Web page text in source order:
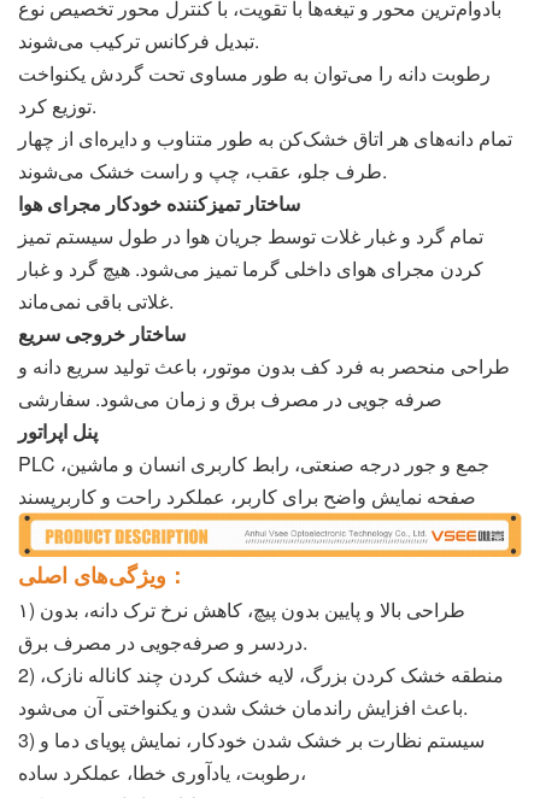
بادوام‌ترین محور و تیغه‌ها با تقویت، با کنترل محور تخصیص نوع
تبدیل فرکانس ترکیب می‌شوند.
رطوبت دانه را می‌توان به طور مساوی تحت گردش یکنواخت
توزیع کرد.
تمام دانه‌های هر اتاق خشک‌کن به طور متناوب و دایره‌ای از چهار
طرف جلو، عقب، چپ و راست خشک می‌شوند.
ساختار تمیزکننده خودکار مجرای هوا
تمام گرد و غبار غلات توسط جریان هوا در طول سیستم تمیز
کردن مجرای هوای داخلی گرما تمیز می‌شود. هیچ گرد و غبار
غلاتی باقی نمی‌ماند.
ساختار خروجی سریع
طراحی منحصر به فرد کف بدون موتور، باعث تولید سریع دانه و
صرفه جویی در مصرف برق و زمان می‌شود. سفارشی
پنل اپراتور
PLC جمع و جور درجه صنعتی، رابط کاربری انسان و ماشین،
صفحه نمایش واضح برای کاربر، عملکرد راحت و کاربرپسند
ویژگی‌های اصلی：
۱) طراحی بالا و پایین بدون پیچ، کاهش نرخ ترک دانه، بدون
دردسر و صرفه‌جویی در مصرف برق.
2) منطقه خشک کردن بزرگ، لایه خشک کردن چند کاناله نازک،
باعث افزایش راندمان خشک شدن و یکنواختی آن می‌شود.
3) سیستم نظارت بر خشک شدن خودکار، نمایش پویای دما و
رطوبت، یادآوری خطا، عملکرد ساده،